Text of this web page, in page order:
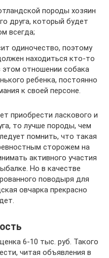
породы хозяин
друга, который будет
всегда;
одиночество, поэтому
находиться кто-то
этом отношении собака
ребенка, постоянно
к своей персоне.
приобрести ласкового и
то лучше породы, чем
помнить, что такая
сторожем на
активного участия
Но в качестве
поводыря для
овчарка прекрасно
6-10 тыс. руб. Такого
читая объявления в